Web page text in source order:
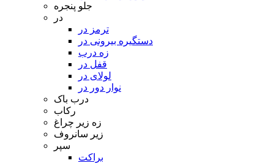
جلو پنجره
در
ترمز در
دستگیره بیرونی در
زه درب
قفل در
لولای در
نوار دور در
درب باک
رکاب
زه زیر چراغ
زیر سانروف
سپر
براکت